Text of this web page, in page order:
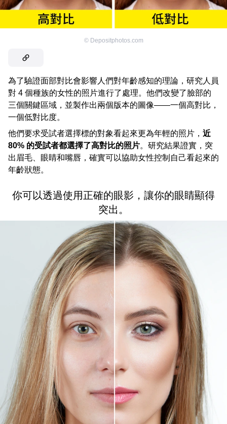
© Depositphotos.com
為了驗證面部對比會影響人們對年齡感知的理論，研究人員
對 4 個種族的女性的照片進行了處理。他們改變了臉部的
三個關鍵區域，並製作出兩個版本的圖像——一個高對比，
一個低對比度。
他們要求受試者選擇標的對象看起來更為年輕的照片， 近
80% 的受試者都選擇了高對比的照片。研究結果證實，突
出眉毛、眼睛和嘴唇，確實可以協助女性控制自己看起來的
年齡狀態。
你可以透過使用正確的眼影，讓你的眼睛顯得
突出。